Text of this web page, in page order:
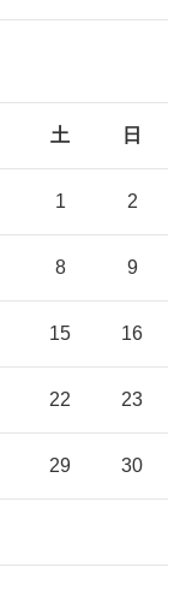
土 日
1 2
8 9
15 16
22 23
29 30